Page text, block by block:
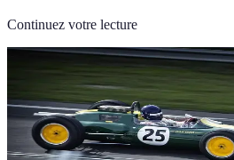
Continuez votre lecture